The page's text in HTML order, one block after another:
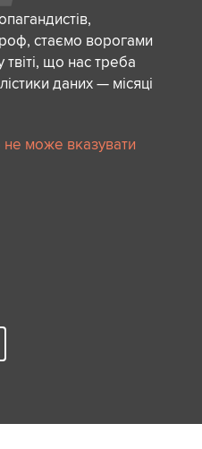
стаємо ворогами
що нас треба
даних — місяці
не може вказувати